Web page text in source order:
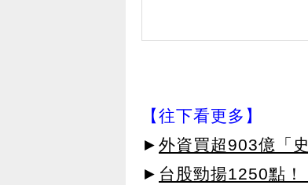
【往下看更多】
► 外資買超903億「
► 台股勁揚1250點